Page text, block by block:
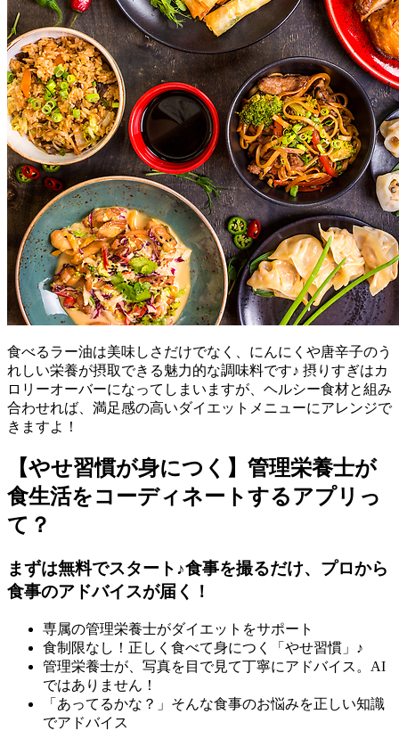
食べるラー油は美味しさだけでなく、にんにくや唐辛子のう
れしい栄養が摂取できる魅力的な調味料です♪ 摂りすぎはカ
ロリーオーバーになってしまいますが、ヘルシー食材と組み
合わせれば、満足感の高いダイエットメニューにアレンジで
きますよ！
【やせ習慣が身につく】管理栄養士が
食生活をコーディネートするアプリっ
て？
まずは無料でスタート♪食事を撮るだけ、プロから
食事のアドバイスが届く！
専属の管理栄養士がダイエットをサポート
食制限なし！正しく食べて身につく「やせ習慣」♪
管理栄養士が、写真を目で見て丁寧にアドバイス。AI
ではありません！
「あってるかな？」そんな食事のお悩みを正しい知識
でアドバイス